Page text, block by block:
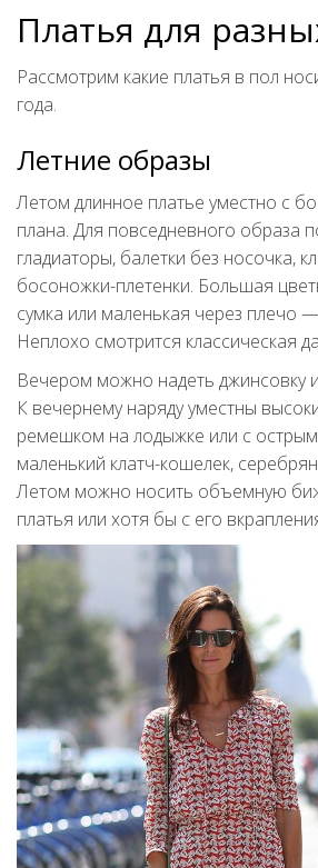
Платья для
Рассмотрим какие платья в пол
года.
Летние образы
Летом длинное платье уместно с
плана. Для повседневного образа
гладиаторы, балетки без носочка,
босоножки-плетенки. Большая
сумка или маленькая через плечо
Неплохо смотрится классическая
Вечером можно надеть джинсовку
К вечернему наряду уместны
ремешком на лодыжке или с
маленький клатч-кошелек,
Летом можно носить объемную
платья или хотя бы с его